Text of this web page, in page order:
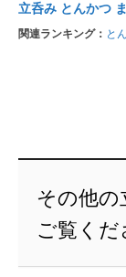
立呑み とんかつ
関連ランキング： と
その他の
ご覧くだ